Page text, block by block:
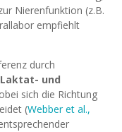
Nierenfunktion (z.B.
empfiehlt
durch
Laktat- und
sich die Richtung
(Webber et al.,